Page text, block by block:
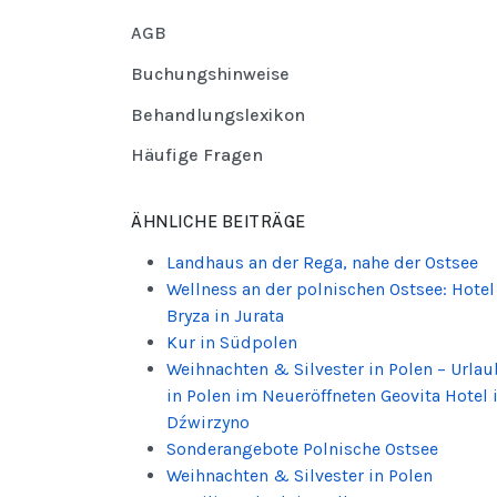
AGB
Buchungshinweise
Behandlungslexikon
Häufige Fragen
ÄHNLICHE BEITRÄGE
Landhaus an der Rega, nahe der Ostsee
Wellness an der polnischen Ostsee: Hotel
Bryza in Jurata
Kur in Südpolen
Weihnachten & Silvester in Polen –
in Polen im Neueröffneten Geovita Hotel
Dźwirzyno
Sonderangebote Polnische Ostsee
Weihnachten & Silvester in Polen